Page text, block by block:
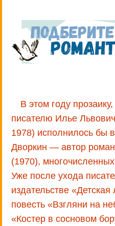
В этом году
писателю Илье
1978) исполнилось бы
Дворкин — автор
(1970),
Уже после ухода
издательстве
повесть «Взгляни на
«Костер в сосновом